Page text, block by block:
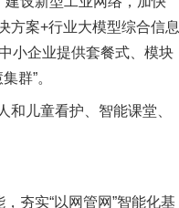
方案+行业大模型综合信息
小企业提供套餐式、模块
群”。
儿童看护、智能课堂、
夯实“以网管网”智能化基